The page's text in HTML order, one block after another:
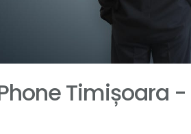
Timișoara -